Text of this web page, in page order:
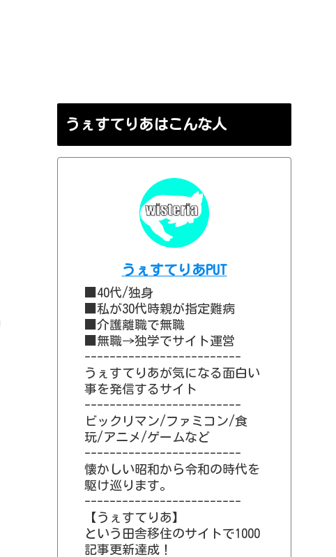
うぇすてりあはこんな人
うぇすてりあPUT
■40代/独身
■私が30代時親が指定難病
■介護離職で無職
■無職→独学でサイト運営
-------------------------
うぇすてりあが気になる面白い
事を発信するサイト
-------------------------
ビックリマン/ファミコン/食
玩/アニメ/ゲームなど
-------------------------
懐かしい昭和から令和の時代を
駆け巡ります。
-------------------------
【うぇすてりあ】
という田舎移住のサイトで1000
記事更新達成！